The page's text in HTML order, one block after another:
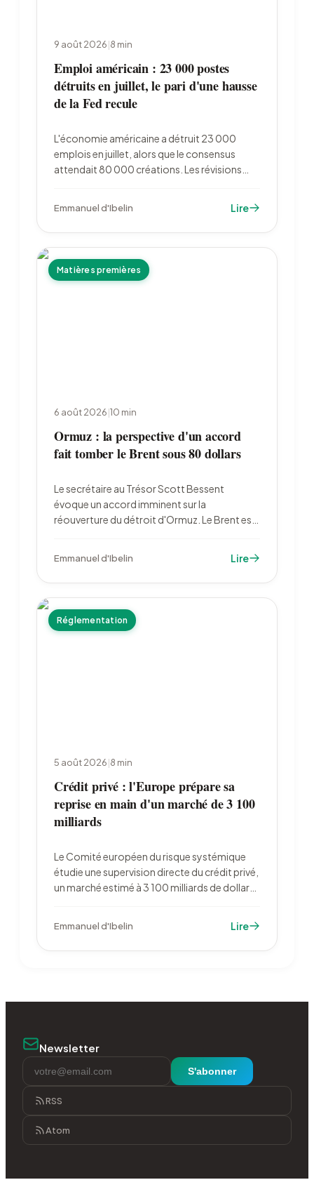
9 août 2026|8 min
Emploi américain : 23 000 postes
détruits en juillet, le pari d'une hausse
de la Fed recule
L'économie américaine a détruit 23 000
emplois en juillet, alors que le consensus
attendait 80 000 créations. Les révisions
septembre est retombée de 57 % à 44 %.
Emmanuel d'Ibelin Lire
Matières premières
6 août 2026|10 min
Ormuz : la perspective d'un accord
fait tomber le Brent sous 80 dollars
Le secrétaire au Trésor Scott Bessent
évoque un accord imminent sur la
réouverture du détroit d'Ormuz. Le Brent est
deux leurs paris sur un resserrement de la Fed.
Emmanuel d'Ibelin Lire
Réglementation
5 août 2026|8 min
Crédit privé : l'Europe prépare sa
reprise en main d'un marché de 3 100
milliards
Le Comité européen du risque systémique
étudie une supervision directe du crédit privé,
un marché estimé à 3 100 milliards de dollars.
d'actifs s'ouvre au même moment aux
épargnants français.
Emmanuel d'Ibelin Lire
Newsletter
S'abonner
RSS
Atom